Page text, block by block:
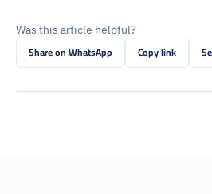
Was this article helpful?
Share on WhatsApp Copy link